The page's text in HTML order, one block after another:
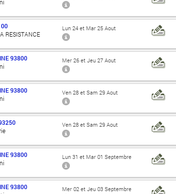
RESISTANCE
Lun 24 et Mar 25 Aout
93800
Mer 26 et Jeu 27 Aout
93800
Ven 28 et Sam 29 Aout
Ven 28 et Sam 29 Aout
93800
Lun 31 et Mar 01 Septembre
93800
Mer 02 et Jeu 03 Septembre